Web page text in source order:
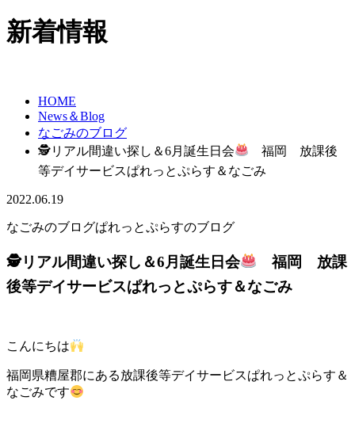
新着情報
HOME
News＆Blog
なごみのブログ
🕵リアル間違い探し＆6月誕生日会
福岡 放課後
等デイサービスぱれっとぷらす＆なごみ
2022.06.19
なごみのブログぱれっとぷらすのブログ
🕵リアル間違い探し＆6月誕生日会
福岡 放課
後等デイサービスぱれっとぷらす＆なごみ
こんにちは
福岡県糟屋郡にある放課後等デイサービスぱれっとぷらす＆
なごみです